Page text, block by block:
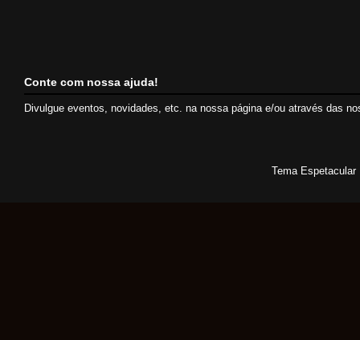
Conte com nossa ajuda!
Divulgue eventos, novidades, etc. na nossa página e/ou através das
Tema